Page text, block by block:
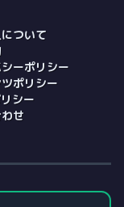
ついて
ーポリシー
ポリシー
シー
せ